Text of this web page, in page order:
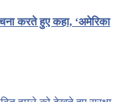
करते हुए कहा, ‘अमेरिका